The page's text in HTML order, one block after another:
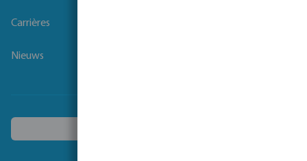
Carrières
Nieuws